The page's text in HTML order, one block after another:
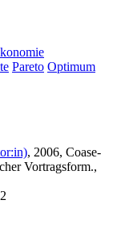
Pareto Optimum
, 2006, Coase-
Vortragsform.,